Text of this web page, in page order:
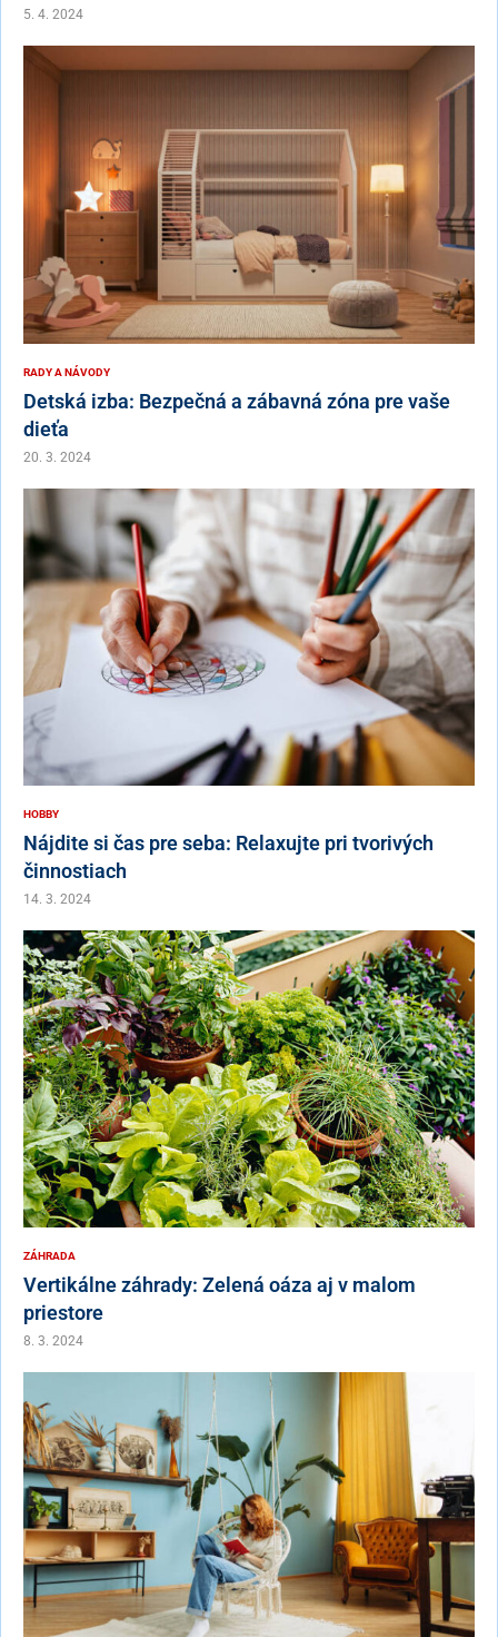
5. 4. 2024
RADY A NÁVODY
Detská izba: Bezpečná a zábavná zóna pre vaše
dieťa
20. 3. 2024
HOBBY
Nájdite si čas pre seba: Relaxujte pri tvorivých
činnostiach
14. 3. 2024
ZÁHRADA
Vertikálne záhrady: Zelená oáza aj v malom
priestore
8. 3. 2024